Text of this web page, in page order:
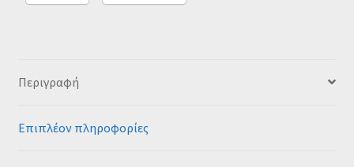
Περιγραφή
Επιπλέον πληροφορίες